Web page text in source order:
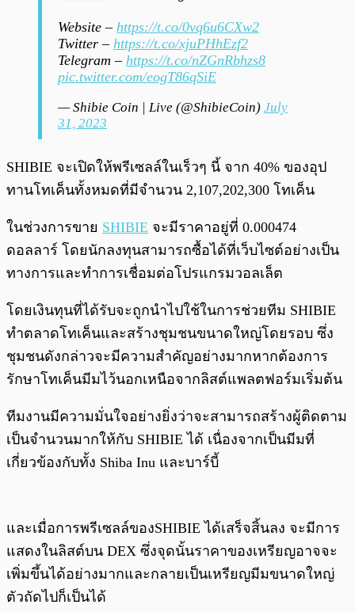
Website – https://t.co/0vq6u6CXw2
Twitter – https://t.co/xjuPHhEzf2
Telegram – https://t.co/nZGnRbhzs8
pic.twitter.com/eogT86qSiE
— Shibie Coin | Live (@ShibieCoin) July
31, 2023
SHIBIE จะเปิดให้พรีเซลล์ในเร็วๆ นี้ จาก 40% ของอุป
ทานโทเค็นทั้งหมดที่มีจำนวน 2,107,202,300 โทเค็น
ในช่วงการขาย SHIBIE จะมีราคาอยู่ที่ 0.000474
ดอลลาร์ โดยนักลงทุนสามารถซื้อได้ที่เว็บไซต์อย่างเป็น
ทางการและทำการเชื่อมต่อโปรแกรมวอลเล็ต
โดยเงินทุนที่ได้รับจะถูกนำไปใช้ในการช่วยทีม SHIBIE
ทำตลาดโทเค็นและสร้างชุมชนขนาดใหญ่โดยรอบ ซึ่ง
ชุมชนดังกล่าวจะมีความสำคัญอย่างมากหากต้องการ
รักษาโทเค็นมีมไว้นอกเหนือจากลิสต์แพลตฟอร์มเริ่มต้น
ทีมงานมีความมั่นใจอย่างยิ่งว่าจะสามารถสร้างผู้ติดตาม
เป็นจำนวนมากให้กับ SHIBIE ได้ เนื่องจากเป็นมีมที่
เกี่ยวข้องกับทั้ง Shiba Inu และบาร์บี้
และเมื่อการพรีเซลล์ของSHIBIE ได้เสร็จสิ้นลง จะมีการ
แสดงในลิสต์บน DEX ซึ่งจุดนั้นราคาของเหรียญอาจจะ
เพิ่มขึ้นได้อย่างมากและกลายเป็นเหรียญมีมขนาดใหญ่
ตัวถัดไปก็เป็นได้